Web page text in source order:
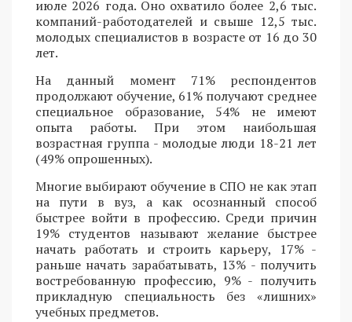
июле 2026 года. Оно охватило более 2,6 тыс.
компаний-работодателей и свыше 12,5 тыс.
молодых специалистов в возрасте от 16 до 30
лет.
На данный момент 71% респондентов
продолжают обучение, 61% получают среднее
специальное образование, 54% не имеют
опыта работы. При этом наибольшая
возрастная группа - молодые люди 18-21 лет
(49% опрошенных).
Многие выбирают обучение в СПО не как этап
на пути в вуз, а как осознанный способ
быстрее войти в профессию. Среди причин
19% студентов называют желание быстрее
начать работать и строить карьеру, 17% -
раньше начать зарабатывать, 13% - получить
востребованную профессию, 9% - получить
прикладную специальность без «лишних»
учебных предметов.